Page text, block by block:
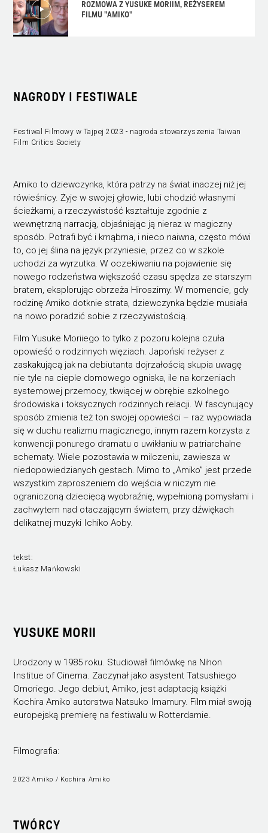
ROZMOWA Z YUSUKE MORIIM, REŻYSEREM
FILMU "AMIKO"
NAGRODY I FESTIWALE
Festiwal Filmowy w Tajpej 2023 - nagroda stowarzyszenia Taiwan
Film Critics Society
TWÓRCY
Amiko to dziewczynka, która patrzy na świat inaczej niż jej
rówieśnicy. Żyje w swojej głowie, lubi chodzić własnymi
ścieżkami, a rzeczywistość kształtuje zgodnie z
wewnętrzną narracją, objaśniając ją nieraz w magiczny
sposób. Potrafi być i krnąbrna, i nieco naiwna, często mówi
to, co jej ślina na język przyniesie, przez co w szkole
uchodzi za wyrzutka. W oczekiwaniu na pojawienie się
nowego rodzeństwa większość czasu spędza ze starszym
bratem, eksplorując obrzeża Hiroszimy. W momencie, gdy
rodzinę Amiko dotknie strata, dziewczynka będzie musiała
na nowo poradzić sobie z rzeczywistością.
Film Yusuke Moriiego to tylko z pozoru kolejna czuła
opowieść o rodzinnych więziach. Japoński reżyser z
zaskakującą jak na debiutanta dojrzałością skupia uwagę
nie tyle na cieple domowego ogniska, ile na korzeniach
systemowej przemocy, tkwiącej w obrębie szkolnego
środowiska i toksycznych rodzinnych relacji. W fascynujący
sposób zmienia też ton swojej opowieści – raz wypowiada
się w duchu realizmu magicznego, innym razem korzysta z
konwencji ponurego dramatu o uwikłaniu w patriarchalne
schematy. Wiele pozostawia w milczeniu, zawiesza w
niedopowiedzianych gestach. Mimo to „Amiko” jest przede
wszystkim zaproszeniem do wejścia w niczym nie
ograniczoną dziecięcą wyobraźnię, wypełnioną pomysłami i
zachwytem nad otaczającym światem, przy dźwiękach
delikatnej muzyki Ichiko Aoby.
tekst:
Łukasz Mańkowski
YUSUKE MORII
Urodzony w 1985 roku. Studiował filmówkę na Nihon
Institue of Cinema. Zaczynał jako asystent Tatsushiego
Omoriego. Jego debiut, Amiko, jest adaptacją książki
Kochira Amiko autorstwa Natsuko Imamury. Film miał swoją
europejską premierę na festiwalu w Rotterdamie.
Filmografia:
2023 Amiko / Kochira Amiko